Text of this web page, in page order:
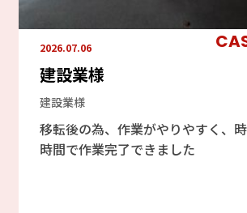
2026.07.06
建設業様
建設業様
移転後の為、作業がやりやすく、
時間で作業完了できました